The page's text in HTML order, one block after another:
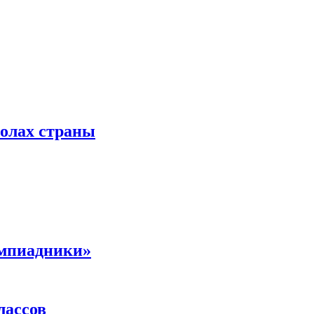
страны